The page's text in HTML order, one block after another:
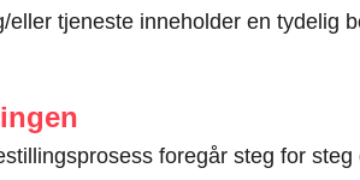
eller tjeneste inneholder en tydelig
foregår steg for